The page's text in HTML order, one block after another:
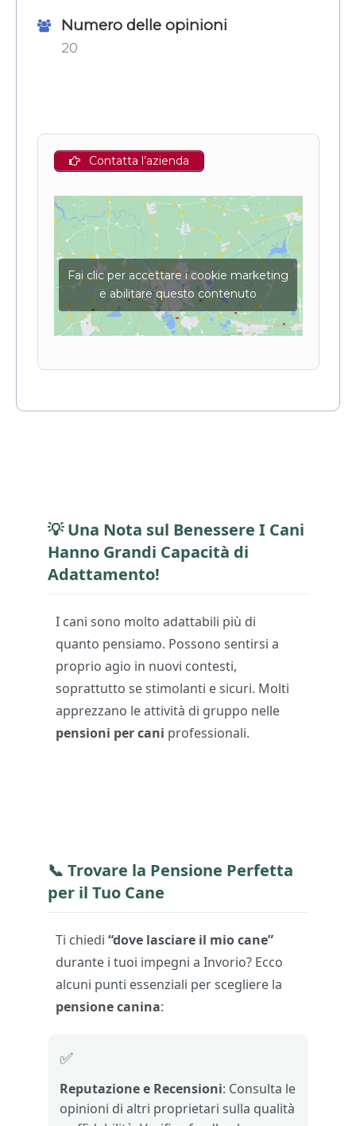
Numero delle opinioni
20
Contatta l’azienda
Fai clic per accettare i cookie marketing
e abilitare questo contenuto
💡 Una Nota sul Benessere I Cani
Hanno Grandi Capacità di
Adattamento!
I cani sono molto adattabili più di
quanto pensiamo. Possono sentirsi a
proprio agio in nuovi contesti,
soprattutto se stimolanti e sicuri. Molti
apprezzano le attività di gruppo nelle
pensioni per cani professionali.
📞 Trovare la Pensione Perfetta
per il Tuo Cane
Ti chiedi “dove lasciare il mio cane”
durante i tuoi impegni a Invorio? Ecco
alcuni punti essenziali per scegliere la
pensione canina:
✅
Reputazione e Recensioni: Consulta le
opinioni di altri proprietari sulla qualità